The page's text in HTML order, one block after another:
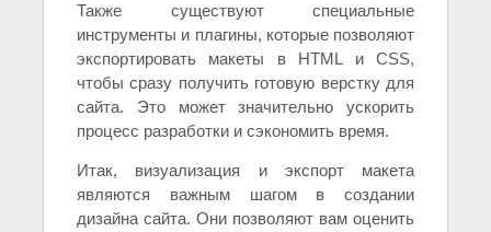
Также существуют специальные
инструменты и плагины, которые позволяют
экспортировать макеты в HTML и CSS,
чтобы сразу получить готовую верстку для
сайта. Это может значительно ускорить
процесс разработки и сэкономить время.
Итак, визуализация и экспорт макета
являются важным шагом в создании
дизайна сайта. Они позволяют вам оценить